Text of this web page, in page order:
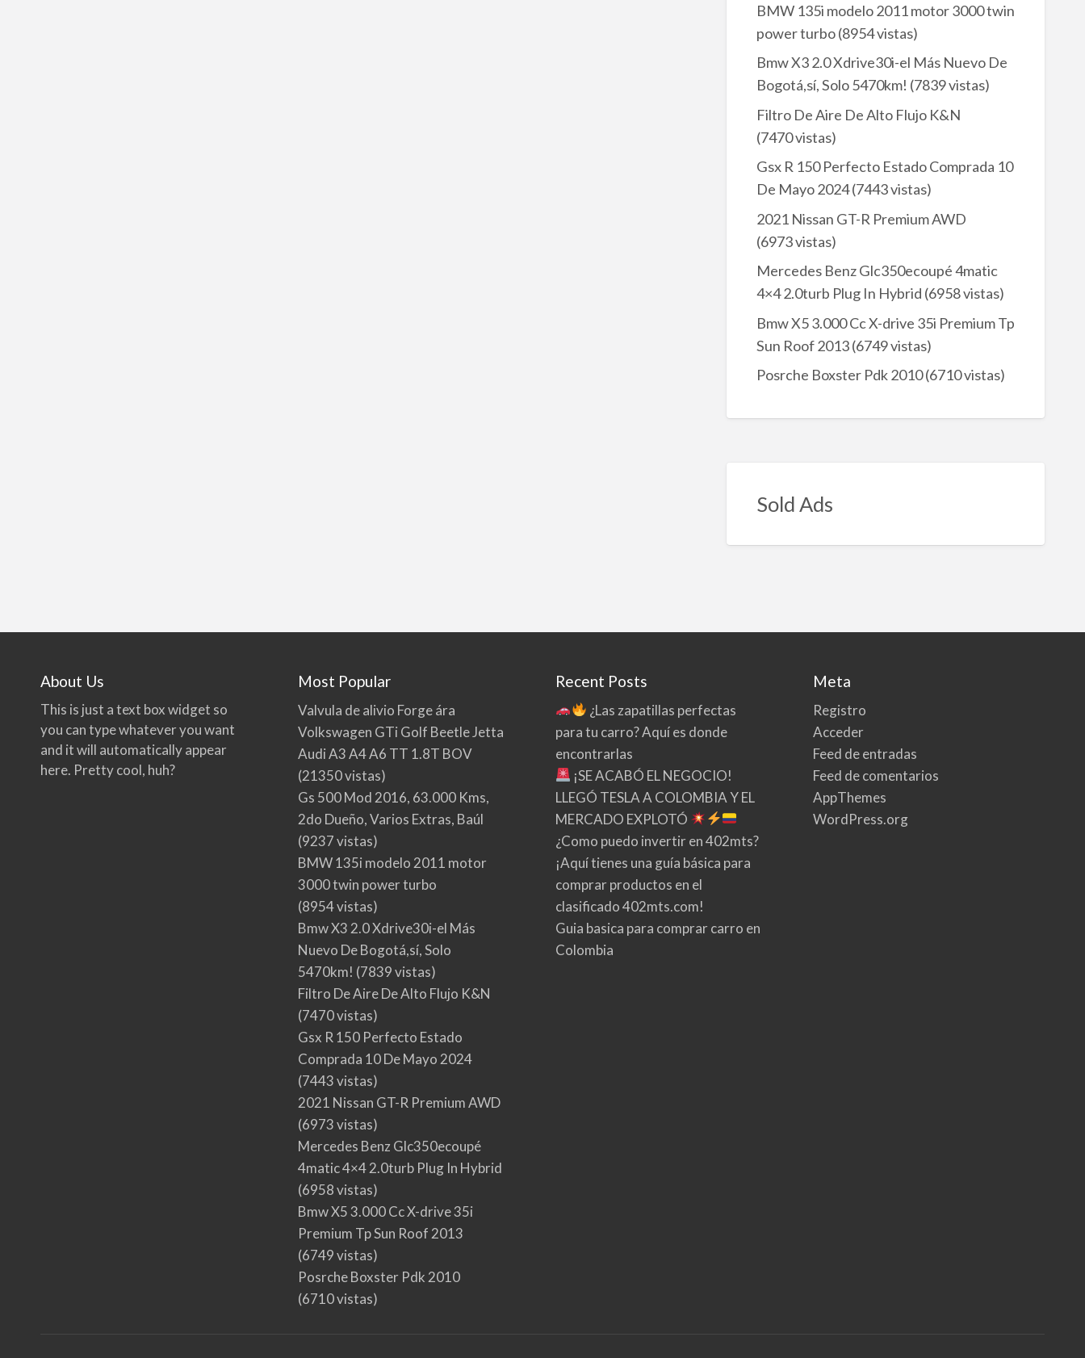
BMW 135i modelo 2011 motor 3000 twin
power turbo(8954 vistas)
Bmw X3 2.0 Xdrive30i-el Más Nuevo De
Bogotá,sí, Solo 5470km! (7839 vistas)
Filtro De Aire De Alto Flujo K&N
(7470 vistas)
Gsx R 150 Perfecto Estado Comprada 10
De Mayo 2024(7443 vistas)
2021 Nissan GT-R Premium AWD
(6973 vistas)
Mercedes Benz Glc350ecoupé 4matic
4×4 2.0turb Plug In Hybrid (6958 vistas)
Bmw X5 3.000 Cc X-drive 35i Premium Tp
Sun Roof 2013(6749 vistas)
Posrche Boxster Pdk 2010(6710 vistas)
Sold Ads
About Us
This is just a text box widget so
you can type whatever you want
and it will automatically appear
here. Pretty cool, huh?
Most Popular
Valvula de alivio Forge ára
Volkswagen GTi Golf Beetle Jetta
Audi A3 A4 A6 TT 1.8T BOV
(21350 vistas)
Gs 500 Mod 2016, 63.000 Kms,
2do Dueño, Varios Extras, Baúl
(9237 vistas)
BMW 135i modelo 2011 motor
3000 twin power turbo
(8954 vistas)
Bmw X3 2.0 Xdrive30i-el Más
Nuevo De Bogotá,sí, Solo
5470km! (7839 vistas)
Filtro De Aire De Alto Flujo K&N
(7470 vistas)
Gsx R 150 Perfecto Estado
Comprada 10 De Mayo 2024
(7443 vistas)
2021 Nissan GT-R Premium AWD
(6973 vistas)
Mercedes Benz Glc350ecoupé
4matic 4×4 2.0turb Plug In Hybrid
(6958 vistas)
Bmw X5 3.000 Cc X-drive 35i
Premium Tp Sun Roof 2013
(6749 vistas)
Posrche Boxster Pdk 2010
(6710 vistas)
Recent Posts
¿Las zapatillas perfectas
para tu carro? Aquí es donde
encontrarlas
¡SE ACABÓ EL NEGOCIO!
LLEGÓ TESLA A COLOMBIA Y EL
MERCADO EXPLOTÓ
¿Como puedo invertir en 402mts?
¡Aquí tienes una guía básica para
comprar productos en el
clasificado 402mts.com!
Guia basica para comprar carro en
Colombia
Meta
Registro
Acceder
Feed de entradas
Feed de comentarios
AppThemes
WordPress.org